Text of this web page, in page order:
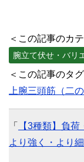
＜この記事のカ
腕立て伏せ・バリ
＜この記事のタグ
上腕三頭筋（二の
「
【3種類】負
より強く・より